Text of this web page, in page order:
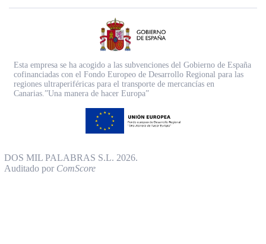
Esta empresa se ha acogido a las subvenciones del Gobierno de España
cofinanciadas con el Fondo Europeo de Desarrollo Regional para las
regiones ultraperiféricas para el transporte de mercancías en
Canarias.”Una manera de hacer Europa”
DOS MIL PALABRAS S.L. 2026.
Auditado por ComScore